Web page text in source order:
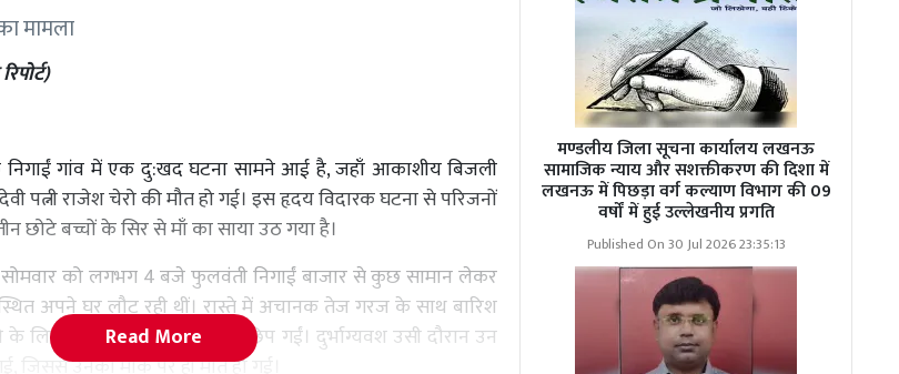
मामला
निगाईं गांव में एक दु:खद घटना सामने आई है, जहाँ आकाशीय बिजली
पत्नी राजेश चेरो की मौत हो गई। इस हृदय विदारक घटना से परिजनों
छोटे बच्चों के सिर से माँ का साया उठ गया है।
को लगभग 4 बजे फुलवंती निगाईं बाजार से कुछ सामान लेकर
अपने घर लौट रही थीं। रास्ते में अचानक तेज गरज के साथ बारिश
लिए फुलवंती एक पेड़ के नीचे छिप गईं। दुर्भाग्यवश उसी दौरान उन
Read More
मण्डलीय जिला सूचना कार्यालय लखनऊ
सामाजिक न्याय और सशक्तीकरण की दिशा में
लखनऊ में पिछड़ा वर्ग कल्याण विभाग की 09
वर्षों में हुई उल्लेखनीय प्रगति
Published On 30 Jul 2026 23:35:13